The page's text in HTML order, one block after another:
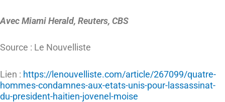
Avec Miami Herald, Reuters, CBS
Source : Le Nouvelliste
Lien : https://lenouvelliste.com/article/267099/quatre-
hommes-condamnes-aux-etats-unis-pour-lassassinat-
du-president-haitien-jovenel-moise